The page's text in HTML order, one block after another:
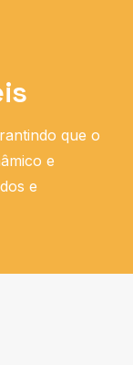
que o
e
e